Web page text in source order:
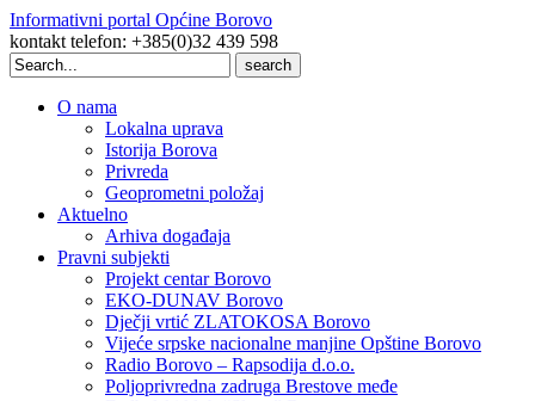
Informativni portal Općine Borovo
kontakt telefon: +385(0)32 439 598
Search
for:
O nama
Lokalna uprava
Istorija Borova
Privreda
Geoprometni položaj
Aktuelno
Arhiva događaja
Pravni subjekti
Projekt centar Borovo
EKO-DUNAV Borovo
Dječji vrtić ZLATOKOSA Borovo
Vijeće srpske nacionalne manjine Opštine Borovo
Radio Borovo – Rapsodija d.o.o.
Poljoprivredna zadruga Brestove međe